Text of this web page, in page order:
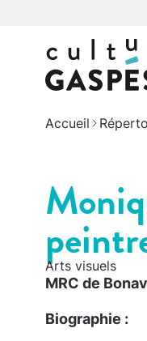
Accueil
Arts visuels
MRC de
Biographie :